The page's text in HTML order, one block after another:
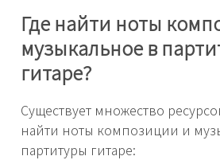
Где найти ноты
музыкальное в
гитаре?
Существует множество
найти ноты композиции и
партитуры гитаре: